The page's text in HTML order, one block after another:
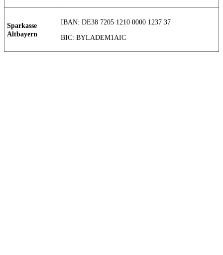
Sparkasse
Altbayern
IBAN: DE38 7205 1210 0000 1237 37
BIC: BYLADEM1AIC